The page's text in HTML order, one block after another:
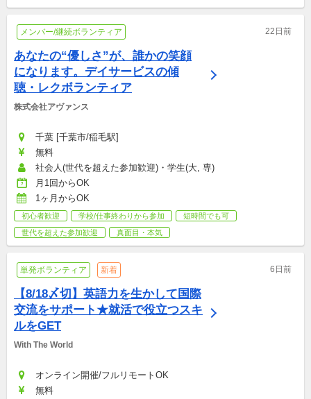
メンバー/継続ボランティア 22日前
あなたの“優しさ”が、誰かの笑顔
になります。デイサービスの傾
聴・レクボランティア
株式会社アヴァンス
千葉 [千葉市/稲毛駅]
無料
社会人(世代を超えた参加歓迎)・学生(大, 専)
月1回からOK
1ヶ月からOK
初心者歓迎 学校/仕事終わりから参加
短時間でも可
世代を超えた参加歓迎
真面目・本気
単発ボランティア 新着 6日前
【8/18〆切】英語力を生かして国際
交流をサポート★就活で役立つスキ
ルをGET
With The World
オンライン開催/フルリモートOK
無料